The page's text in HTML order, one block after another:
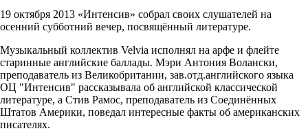
19 октября 2013 «Интенсив» собрал своих слушателей на
осенний субботний вечер, посвящённый литературе.
Музыкальный коллектив Velvia исполнял на арфе и флейте
старинные английские баллады. Мэри Антония Волански,
преподаватель из Великобритании, зав.отд.английского языка
ОЦ "Интенсив" рассказывала об английской классической
литературе, а Стив Рамос, преподаватель из Соединённых
Штатов Америки, поведал интересные факты об американских
писателях.